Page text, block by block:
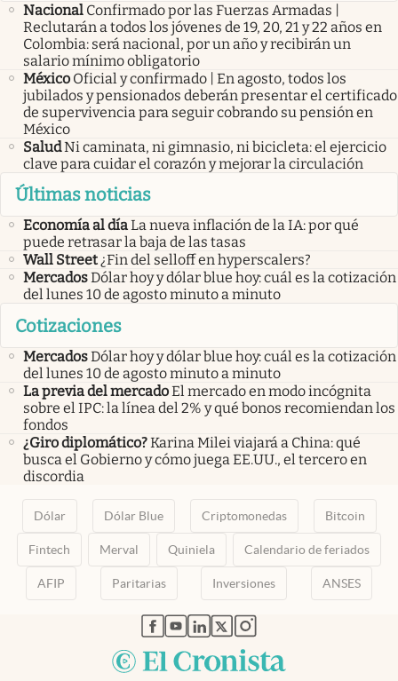
Nacional Confirmado por las Fuerzas Armadas |
Reclutarán a todos los jóvenes de 19, 20, 21 y 22 años en
Colombia: será nacional, por un año y recibirán un
salario mínimo obligatorio
México Oficial y confirmado | En agosto, todos los
jubilados y pensionados deberán presentar el certificado
de supervivencia para seguir cobrando su pensión en
México
SaludNi caminata, ni gimnasio, ni bicicleta: el ejercicio
clave para cuidar el corazón y mejorar la circulación
Últimas noticias
Economía al díaLa nueva inflación de la IA: por qué
puede retrasar la baja de las tasas
Wall Street¿Fin del selloff en hyperscalers?
MercadosDólar hoy y dólar blue hoy: cuál es la cotización
del lunes 10 de agosto minuto a minuto
Cotizaciones
MercadosDólar hoy y dólar blue hoy: cuál es la cotización
del lunes 10 de agosto minuto a minuto
La previa del mercadoEl mercado en modo incógnita
sobre el IPC: la línea del 2% y qué bonos recomiendan los
fondos
¿Giro diplomático?Karina Milei viajará a China: qué
busca el Gobierno y cómo juega EE.UU., el tercero en
discordia
Dólar Dólar Blue Criptomonedas Bitcoin
Fintech Merval Quiniela Calendario de feriados
AFIP Paritarias Inversiones ANSES
abre en nueva pestaña
abre en nueva pestaña
abre en nueva pestaña
abre en nueva pestaña
abre en nueva pestaña